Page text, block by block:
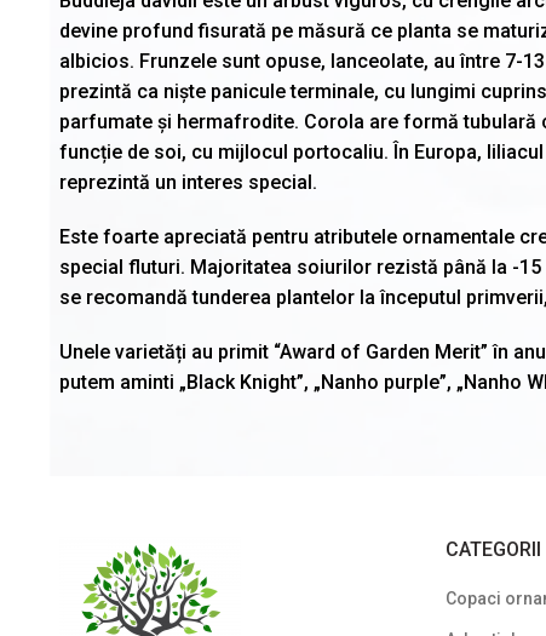
devine profund fisurată pe măsură ce planta se
albicios. Frunzele sunt opuse, lanceolate, au între 7-
prezintă ca niște panicule terminale, cu lungimi
parfumate și hermafrodite. Corola are formă tubulară
funcție de soi, cu mijlocul portocaliu. În Europa,
reprezintă un interes special.
Este foarte apreciată pentru atributele ornamentale
special fluturi. Majoritatea soiurilor rezistă până la -
se recomandă tunderea plantelor la începutul
Unele varietăți au primit “Award of Garden Merit” în
putem aminti „Black Knight”, „Nanho purple”, „Nanho
Copaci